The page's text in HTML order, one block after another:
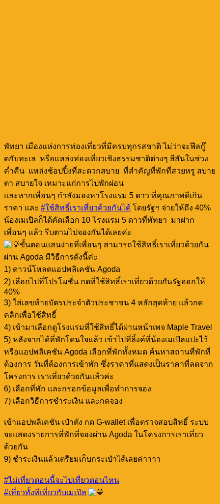
พัทยา เมืองแห่งการท่องเที่ยวที่มีครบทุกรสชาติ ไม่ว่าจะฟีลกู๊
ดกับทะเล หรือแหล่งท่องเที่ยวเชิงธรรมชาติต่างๆ สีสันในช่วง
ค่ำคืน แหล่งช้อปปิ้งที่สะดวกสบาย ที่สำคัญที่พักที่สวยหรู สบาย
ตา สบายใจ เหมาะแก่การไปพักผ่อน
และหากเพื่อนๆ กำลังมองหาโรงแรม 5 ดาว ที่คุณภาพดีเกิน
ราคา และ #ใช้สิทธิ์เราเที่ยวด้วยกันได้ โดยรัฐฯ จ่ายให้ถึง 40%
น้องเมเปิลก็ได้คัดเลือก 10 โรงแรม 5 ดาวที่พัทยา มาฝาก
เพื่อนๆ แล้ว รีบตามไปจองกันได้เลยค่ะ
ขั้นตอนแสนง่ายที่เพื่อนๆ สามารถใช้สิทธิ์เราเที่ยวด้วยกัน
ผ่าน Agoda มีวิธีการดังนี้ค่ะ
1) ดาวน์โหลดแอปพลิเคชัน Agoda
2) เลือกไปที่โปรโมชั่น กดที่ใช้สิทธิ์เราเที่ยวด้วยกันรัฐออกให้
40%
3) ใส่เลขท้ายบัตรประจำตัวประชาชน 4 หลักสุดท้าย แล้วกด
คลิกเพื่อใช้สิทธิ์
4) เข้ามาเลือกดูโรงแรมที่ใช้สิทธิ์ได้ผ่านหน้าเพจ Maple Travel
5) หลังจากได้ที่พักโดนใจแล้ว เข้าไปที่ลิ้งค์ที่น้องเมเปิลแปะไว้
หรือแอปพลิเคชัน Agoda เลือกที่พักทั้งหมด ค้นหาสถานที่พักที่
ต้องการ วันที่ต้องการเข้าพัก ซึ่งราคาที่แสดงเป็นราคาที่ลดจาก
โครงการ เราเที่ยวด้วยกันแล้วค่ะ
6) เลือกที่พัก และกรอกข้อมูลเพื่อทำการจอง
7) เลือกวิธีการชำระเงิน และกดจอง
เข้าแอปพลิเคชัน เป๋าตัง กด G-wallet เพื่อตรวจสอบสิทธิ์ ระบบ
จะแสดงรายการที่พักที่จองผ่าน Agoda ในโครงการเราเที่ยว
ด้วยกัน
9) ชำระเงินแล้วเตรียมเก็บกระเป๋าได้เลยค่าาาา
#ไม่เที่ยวตอนนี้จะไปเที่ยวตอนไหน
#เที่ยวทั้งทีเที่ยวกับเมเปิล